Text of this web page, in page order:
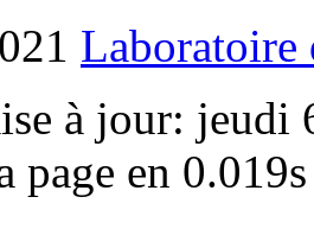
Laboratoire
à jour:
page en 0.019s